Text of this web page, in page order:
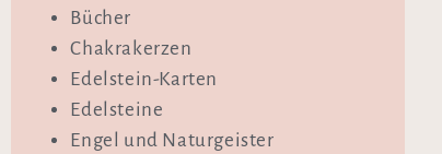
Bücher
Chakrakerzen
Edelstein-Karten
Edelsteine
Engel und Naturgeister